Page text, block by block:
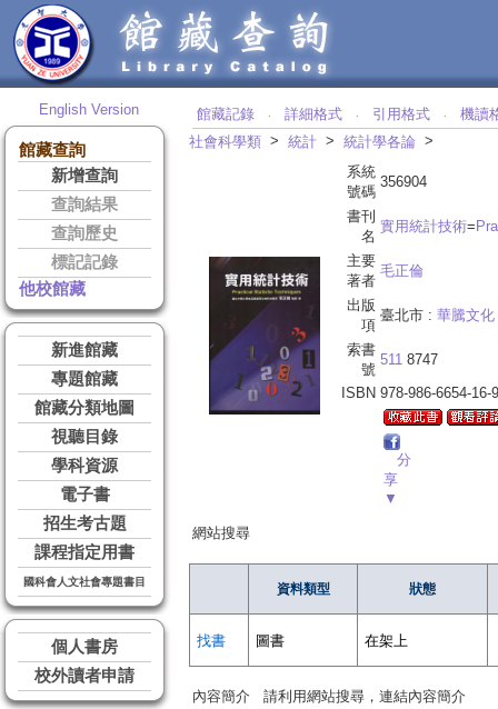
English Version
館藏查詢
新增查詢
查詢結果
查詢歷史
標記記錄
他校館藏
新進館藏
專題館藏
館藏分類地圖
視聽目錄
學科資源
電子書
招生考古題
課程指定用書
國科會人文社會專題書目
個人書房
校外讀者申請
館藏記錄 ‧ 詳細格式 ‧ 引用格式 ‧
機讀
社會科學類 > 統計 > 統計學各論 >
系統
號碼
356904
書刊
名
實用統計技術=
主要
著者
毛正倫
出版
項
臺北市 : 華騰文化
索書
號
511 8747
ISBN 978-986-6654-16-9
分
享
▼
網站搜尋
資料類型 狀態
找書 圖書 在架上
內容簡介 請利用網站搜尋，連結內容簡介